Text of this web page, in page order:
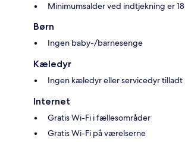
Minimumsalder ved indtjekning er 18
Børn
Ingen baby-/barnesenge
Kæledyr
Ingen kæledyr eller servicedyr tilladt
Internet
Gratis Wi-Fi i fællesområder
Gratis Wi-Fi på værelserne